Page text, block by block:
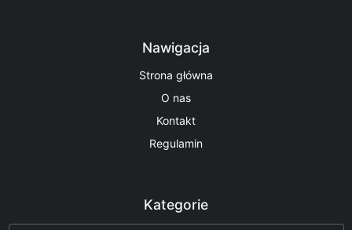
Nawigacja
Strona główna
O nas
Kontakt
Regulamin
Kategorie